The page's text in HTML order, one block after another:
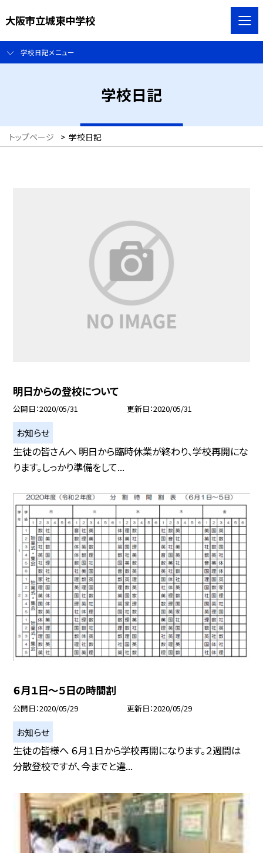
大阪市立城東中学校
学校日記メニュー
学校日記
トップページ > 学校日記
明日からの登校について
公開日 2020/05/31 更新日 2020/05/31
お知らせ
生徒の皆さんへ 明日から臨時休業が終わり、学校再開にな
ります。しっかり準備をして...
６月１日〜５日の時間割
公開日 2020/05/29 更新日 2020/05/29
お知らせ
生徒の皆様へ ６月１日から学校再開になります。２週間は
分散登校ですが、今までと違...